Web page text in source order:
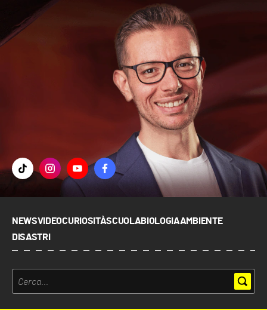
NEWSVIDEOCURIOSITÀSCUOLABIOLOGIAAMBIENTE
DISASTRI